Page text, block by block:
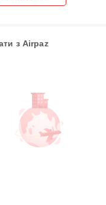
з Airpaz